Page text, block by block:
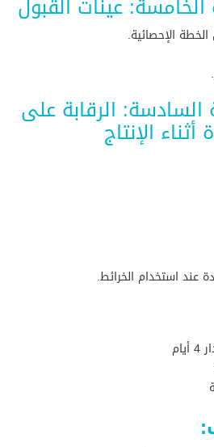
الإحصائية.
السادسة: الرقابة على
أثناء الإنتاج
عند استخدام الخرائط.